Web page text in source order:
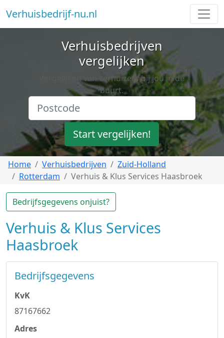
Verhuisbedrijf-nu.nl
Verhuisbedrijven
vergelijken
Vergelijken van verhuizers bij jou in de
buurt.
Start vergelijken!
Home Verhuisbedrijven
Zuid-Holland
Rotterdam
Verhuis & Klus Services Haasbroek
Bedrijfsgegevens onjuist?
Verhuis & Klus Services
Haasbroek
Bedrijfsgegevens
KvK
87167662
Adres